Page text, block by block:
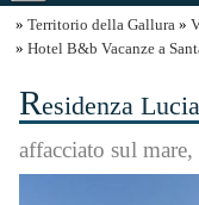
» Territorio della Gallura »
» Hotel B&b Vacanze a
Residenza Lucia
affacciato sul